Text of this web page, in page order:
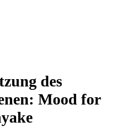
des
Mood for